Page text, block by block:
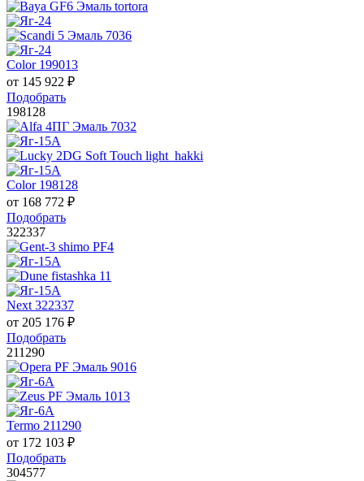
Color 199013
от 145 922 ₽
Подобрать
198128
Color 198128
от 168 772 ₽
Подобрать
322337
Next 322337
от 205 176 ₽
Подобрать
211290
Termo 211290
от 172 103 ₽
Подобрать
304577